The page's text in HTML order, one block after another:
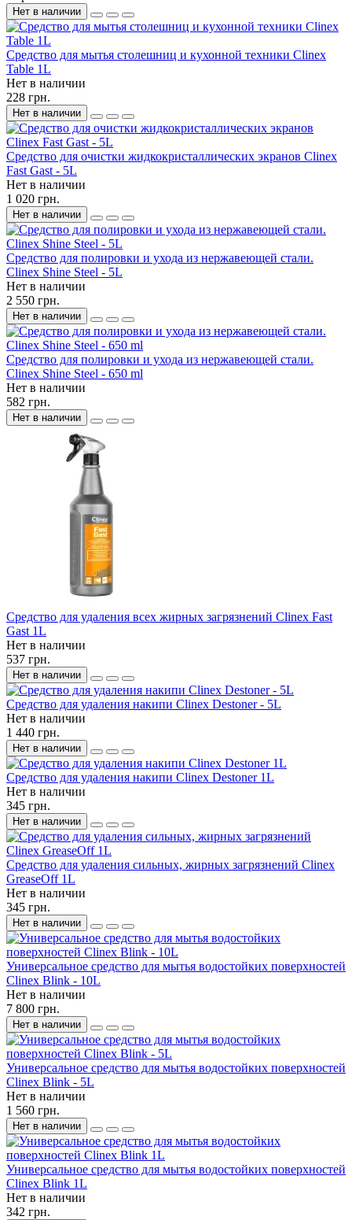
Нет в наличии
Средство для мытья столешниц и кухонной техники Clinex
Table 1L
Нет в наличии
228 грн.
Нет в наличии
Средство для очистки жидкокристаллических экранов Clinex
Fast Gast - 5L
Нет в наличии
1 020 грн.
Нет в наличии
Средство для полировки и ухода из нержавеющей стали.
Clinex Shine Steel - 5L
Нет в наличии
2 550 грн.
Нет в наличии
Средство для полировки и ухода из нержавеющей стали.
Clinex Shine Steel - 650 ml
Нет в наличии
582 грн.
Нет в наличии
Средство для удаления всех жирных загрязнений Clinex Fast
Gast 1L
Нет в наличии
537 грн.
Нет в наличии
Средство для удаления накипи Clinex Destoner - 5L
Нет в наличии
1 440 грн.
Нет в наличии
Средство для удаления накипи Clinex Destoner 1L
Нет в наличии
345 грн.
Нет в наличии
Средство для удаления сильных, жирных загрязнений Clinex
GreaseOff 1L
Нет в наличии
345 грн.
Нет в наличии
Универсальное средство для мытья водостойких поверхностей
Clinex Blink - 10L
Нет в наличии
7 800 грн.
Нет в наличии
Универсальное средство для мытья водостойких поверхностей
Clinex Blink - 5L
Нет в наличии
1 560 грн.
Нет в наличии
Универсальное средство для мытья водостойких поверхностей
Clinex Blink 1L
Нет в наличии
342 грн.